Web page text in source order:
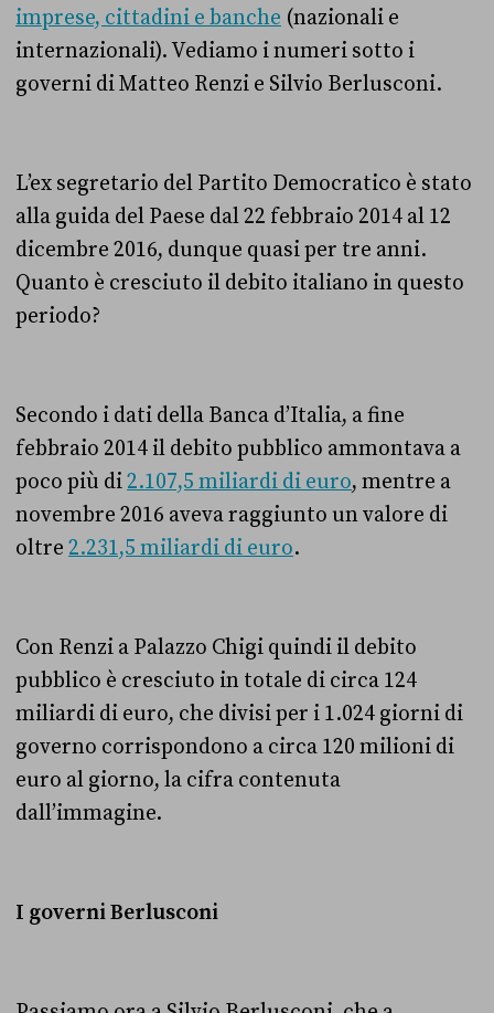
imprese, cittadini e banche (nazionali e
internazionali). Vediamo i numeri sotto i
governi di Matteo Renzi e Silvio Berlusconi.
L’ex segretario del Partito Democratico è stato
alla guida del Paese dal 22 febbraio 2014 al 12
dicembre 2016, dunque quasi per tre anni.
Quanto è cresciuto il debito italiano in questo
periodo?
Secondo i dati della Banca d’Italia, a fine
febbraio 2014 il debito pubblico ammontava a
poco più di2.107,5 miliardi di euro, mentre a
novembre 2016 aveva raggiunto un valore di
oltre 2.231,5 miliardi di euro.
Con Renzi a Palazzo Chigi quindi il debito
pubblico è cresciuto in totale di circa 124
miliardi di euro, che divisi per i 1.024 giorni di
governo corrispondono a circa 120 milioni di
euro al giorno, la cifra contenuta
dall’immagine.
I governi Berlusconi